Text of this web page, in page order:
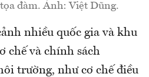
đàm. Ảnh: Việt Dũng.
nhiều quốc gia và khu
chế và chính sách
trường, như cơ chế điều